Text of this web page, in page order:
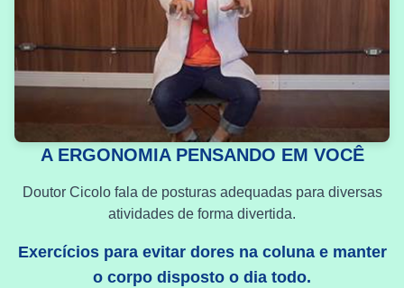
A ERGONOMIA PENSANDO EM VOCÊ
Doutor Cicolo fala de posturas adequadas para diversas
atividades de forma divertida.
Exercícios para evitar dores na coluna e manter
o corpo disposto o dia todo.